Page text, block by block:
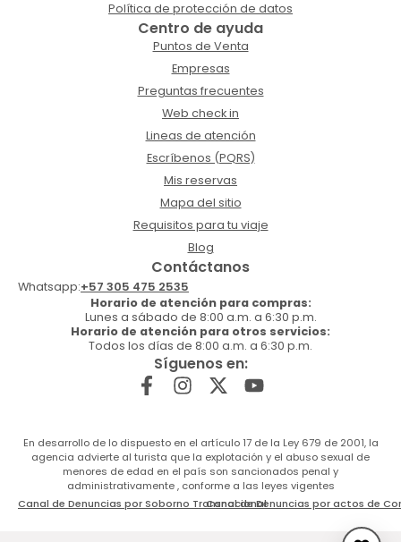
Política de protección de datos
Centro de ayuda
Puntos de Venta
Empresas
Preguntas frecuentes
Web check in
Lineas de atención
Escríbenos (PQRS)
Mis reservas
Mapa del sitio
Requisitos para tu viaje
Blog
Contáctanos
Whatsapp:+57 305 475 2535
Horario de atención para compras:
Lunes a sábado de 8:00 a.m. a 6:30 p.m.
Horario de atención para otros servicios:
Todos los días de 8:00 a.m. a 6:30 p.m.
Síguenos en:
En desarrollo de lo dispuesto en el artículo 17 de la Ley 679 de 2001, la
agencia advierte al turista que la explotación y el abuso sexual de
menores de edad en el país son sancionados penal y
administrativamente , conforme a las leyes vigentes
Canal de Denuncias por Soborno TransnacionalCanal de Denuncias por actos de